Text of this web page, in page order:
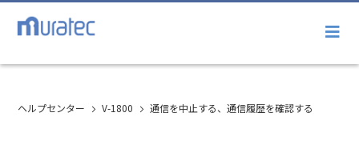
ヘルプセンター V-1800 通信を中止する、通信履歴を確認する